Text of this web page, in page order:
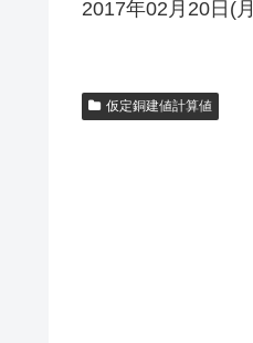
2017年02月20日(
仮定銅建値計算値